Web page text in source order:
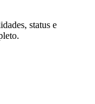
status e